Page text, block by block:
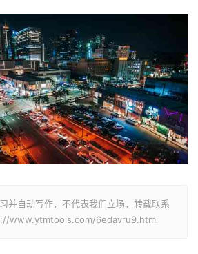
并自动写作，不代表我们立场，转载联系
www.ytmtools.com/6edavru9.html